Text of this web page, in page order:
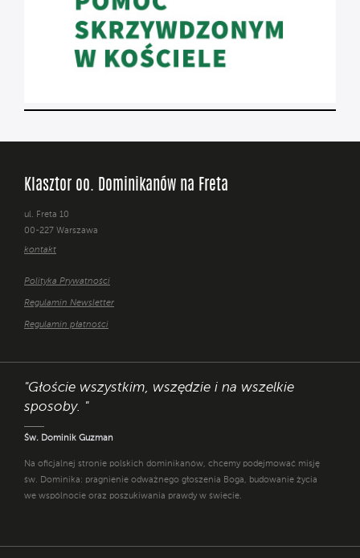
Klasztor oo. Dominikanów na Freta
ul. Freta 10
00-227 Warszawa
kontakt
Polityka Prywatności
Regulamin Newsletter
Regulamin płatności
"Głoście wszystkim, wszędzie i na wszelkie
sposoby. "
Św. Dominik Guzman
Na oficjalnej stronie polskich dominikanów, chcemy podejmować misję
św. Dominika: pragnienie odważnego głoszenia Boga, budowanie życia
we wspólnocie oraz poszukiwania prawdy w świecie.